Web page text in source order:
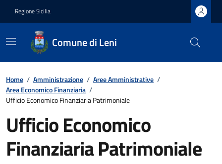
Regione Sicilia
Comune di Leni
Home / Amministrazione / Aree Amministrative /
Area Economico Finanziaria /
Ufficio Economico Finanziaria Patrimoniale
Ufficio Economico
Finanziaria Patrimoniale